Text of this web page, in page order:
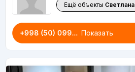
Ещё объекты Светлана
+998 (50) 099... Показать